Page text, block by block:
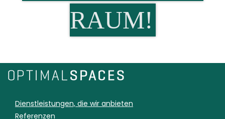
RAUM!
Dienstleistungen, die wir anbieten
Referenzen